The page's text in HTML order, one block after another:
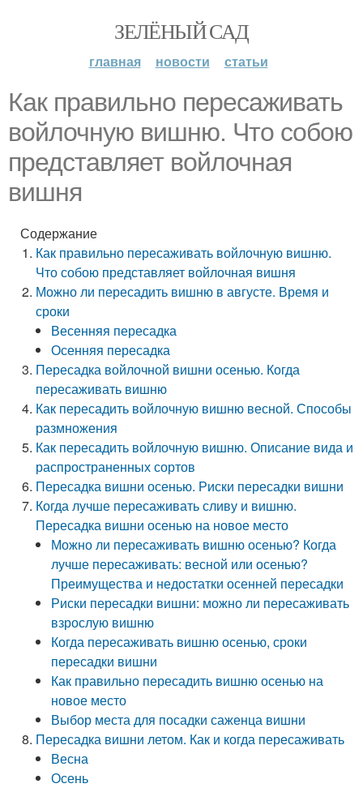
ЗЕЛЁНЫЙ САД
главная новости статьи
Как правильно пересаживать
войлочную вишню. Что собою
представляет войлочная
вишня
Содержание
Как правильно пересаживать войлочную вишню.
Что собою представляет войлочная вишня
Можно ли пересадить вишню в августе. Время и
сроки
Весенняя пересадка
Осенняя пересадка
Пересадка войлочной вишни осенью. Когда
пересаживать вишню
Как пересадить войлочную вишню весной. Способы
размножения
Как пересадить войлочную вишню. Описание вида и
распространенных сортов
Пересадка вишни осенью. Риски пересадки вишни
Когда лучше пересаживать сливу и вишню.
Пересадка вишни осенью на новое место
Можно ли пересаживать вишню осенью? Когда
лучше пересаживать: весной или осенью?
Преимущества и недостатки осенней пересадки
Риски пересадки вишни: можно ли пересаживать
взрослую вишню
Когда пересаживать вишню осенью, сроки
пересадки вишни
Как правильно пересадить вишню осенью на
новое место
Выбор места для посадки саженца вишни
Пересадка вишни летом. Как и когда пересаживать
Весна
Осень